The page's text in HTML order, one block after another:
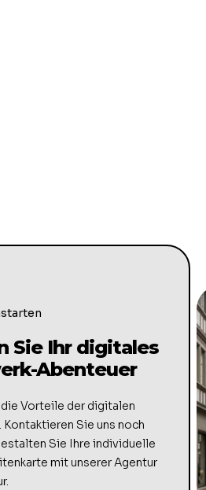
Sie Ihr digitales
Abenteuer
Vorteile der digitalen
Kontaktieren Sie uns noch
Sie Ihre individuelle
mit unserer Agentur